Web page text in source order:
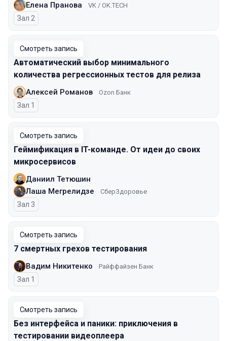
Елена Пранова VK / OK.TECH
Зал 2
Смотреть запись
Автоматический выбор минимального
количества регрессионных тестов для релиза
Алексей Романов Ozon Банк
Зал 1
Смотреть запись
Геймификация в IT-команде. От идеи до своих
микросервисов
Даниил Тетюшин
Лаша Мегрелидзе
СберЗдоровье
Зал 3
Смотреть запись
7 смертных грехов тестирования
Вадим Никитенко Райффайзен Банк
Зал 1
Смотреть запись
Без интерфейса и паники: приключения в
тестировании видеоплеера